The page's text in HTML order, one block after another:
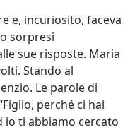
e, incuriosito, faceva
sorpresi
sue risposte. Maria
Stando al
Le parole di
perché ci hai
io ti abbiamo cercato